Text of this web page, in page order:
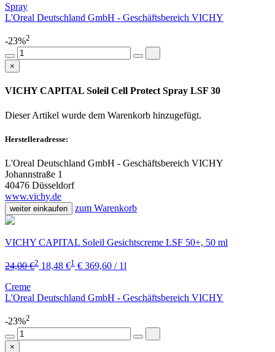
Spray
L'Oreal Deutschland GmbH - Geschäftsbereich VICHY
-23%2
×
VICHY CAPITAL Soleil Cell Protect Spray LSF 30
Dieser Artikel wurde dem Warenkorb hinzugefügt.
Herstelleradresse:
L'Oreal Deutschland GmbH - Geschäftsbereich VICHY
Johannstraße 1
40476 Düsseldorf
www.vichy.de
weiter einkaufen zum Warenkorb
VICHY CAPITAL Soleil Gesichtscreme LSF 50+, 50 ml
24,00 €2 18,48 €1 € 369,60 / 1l
Creme
L'Oreal Deutschland GmbH - Geschäftsbereich VICHY
-23%2
×